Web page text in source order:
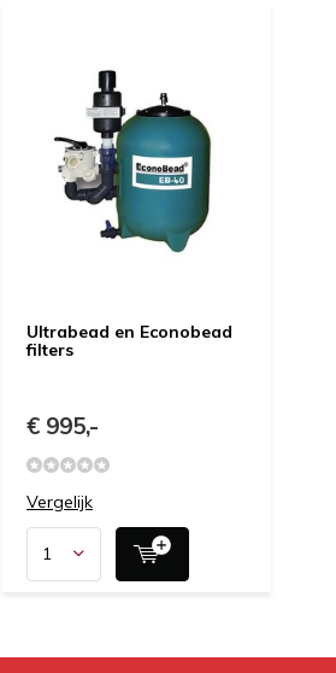
Ultrabead en Econobead
filters
€ 995,-
Vergelijk